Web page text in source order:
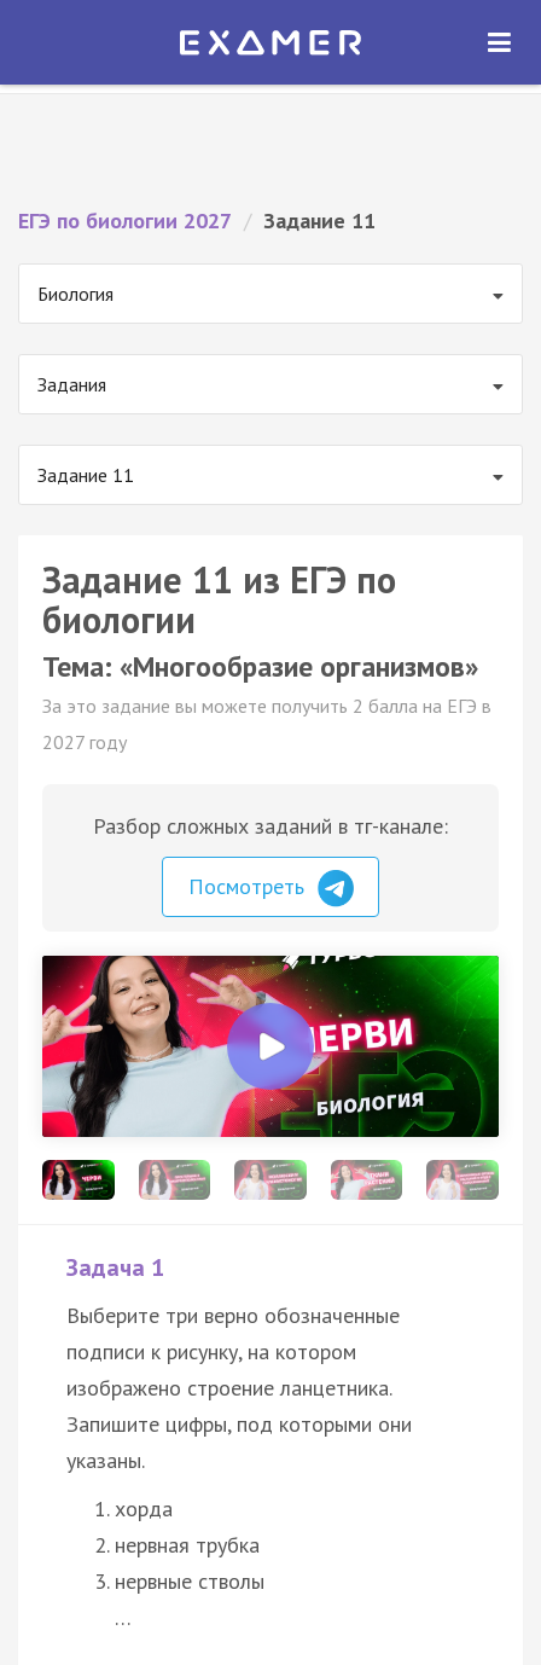
Экзамер — ЕГЭ 2027
ОТКРЫТЬ
ЕГЭ по биологии 2027 / Задание 11
Биология
Задания
Задание 11
Задание 11 из ЕГЭ по
биологии
Тема: «Многообразие организмов»
За это задание вы можете получить 2 балла на ЕГЭ в
2027 году
Разбор сложных заданий в тг-канале:
Посмотреть
Задача 1
Выберите три верно обозначенные
подписи к рисунку, на котором
изображено строение ланцетника.
Запишите цифры, под которыми они
указаны.
хорда
нервная трубка
нервные стволы
…